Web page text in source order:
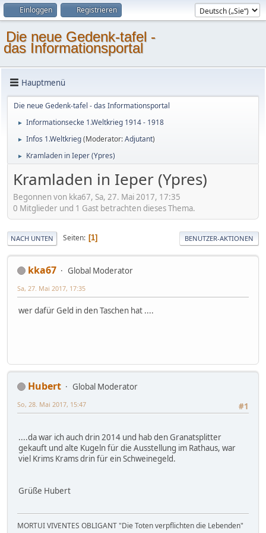
Einloggen Registrieren
Die neue Gedenk-tafel -
das Informationsportal
Hauptmenü
Die neue Gedenk-tafel - das Informationsportal
► Informationsecke 1.Weltkrieg 1914 - 1918
► Infos 1.Weltkrieg(Moderator:Adjutant)
► Kramladen in Ieper (Ypres)
Kramladen in Ieper (Ypres)
Begonnen von kka67, Sa, 27. Mai 2017, 17:35
0 Mitglieder und 1 Gast betrachten dieses Thema.
NACH UNTEN Seiten 1 BENUTZER-AKTIONEN
kka67 Global Moderator
Sa, 27. Mai 2017, 17:35
wer dafür Geld in den Taschen hat ....
Hubert
Global Moderator
#1
So, 28. Mai 2017, 15:47
....da war ich auch drin 2014 und hab den Granatsplitter
gekauft und alte Kugeln für die Ausstellung im Rathaus, war
viel Krims Krams drin für ein Schweinegeld.
Grüße Hubert
MORTUI VIVENTES OBLIGANT "Die Toten verpflichten die Lebenden"